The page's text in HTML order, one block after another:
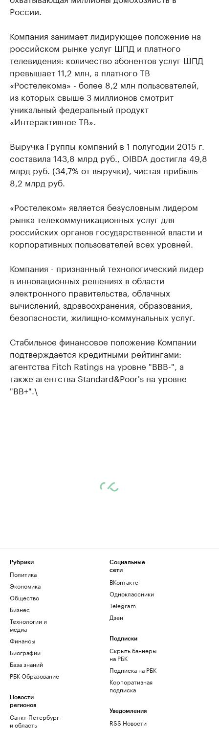
России.
Компания занимает лидирующее положение на
российском рынке услуг ШПД и платного
телевидения: количество абонентов услуг ШПД
превышает 11,2 млн, а платного ТВ
«Ростелекома» - более 8,2 млн пользователей,
из которых свыше 3 миллионов смотрит
уникальный федеральный продукт
«Интерактивное ТВ».
Выручка Группы компаний в 1 полугодии 2015 г.
составила 143,8 млрд руб., OIBDA достигла 49,8
млрд руб. (34,7% от выручки), чистая прибыль -
8,2 млрд руб.
«Ростелеком» является безусловным лидером
рынка телекоммуникационных услуг для
российских органов государственной власти и
корпоративных пользователей всех уровней.
Компания - признанный технологический лидер
в инновационных решениях в области
электронного правительства, облачных
вычислений, здравоохранения, образования,
безопасности, жилищно-коммунальных услуг.
Стабильное финансовое положение Компании
подтверждается кредитными рейтингами:
агентства Fitch Ratings на уровне "BBB-", а
также агентства Standard&Poor's на уровне
"BB+".\
Рубрики
Политика
Экономика
Общество
Бизнес
Технологии и
медиа
Финансы
Биографии
База знаний
РБК Образование
Новости
регионов
Санкт-Петербург
и область
Социальные
сети
ВКонтакте
Одноклассники
Telegram
Дзен
Подписки
Скрыть баннеры
на РБК
Подписка на РБК
Корпоративная
подписка
Уведомления
RSS Новости